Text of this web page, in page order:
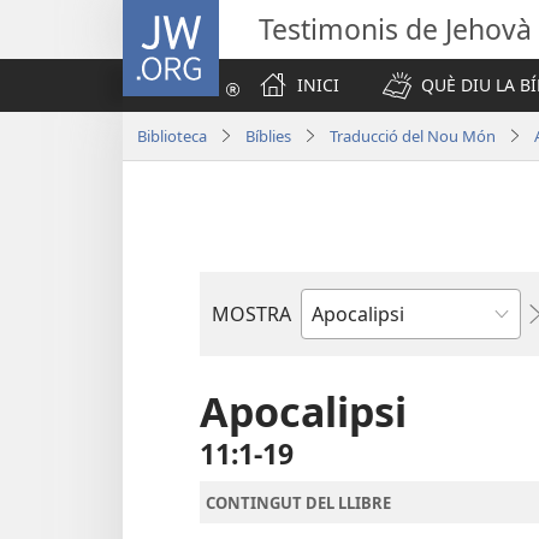
JW.ORG Testimonis de Jehovà
INICI
QUÈ DIU LA
Biblioteca Bíblies Traducció del Nou Món
MOSTRA
Llibre
Apocalipsi
11:1-19
CONTINGUT DEL LLIBRE